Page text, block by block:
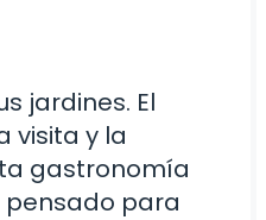
jardines. El
visita y la
gastronomía
para